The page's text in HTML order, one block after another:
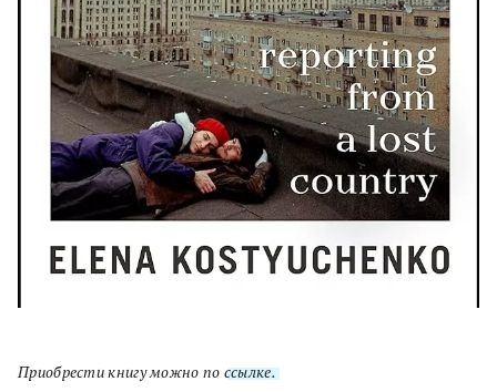
Приобрести книгу можно по ссылке.